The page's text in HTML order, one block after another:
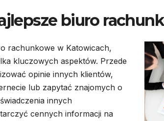
biuro
rachunkowe w Katowicach,
kluczowych aspektów. Przede
opinie innych klientów,
lub zapytać znajomych o
innych
cennych informacji na